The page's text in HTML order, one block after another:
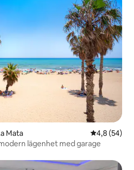
Mata 4,8 av 5 i
4,8 (54)
lägenhet med garage